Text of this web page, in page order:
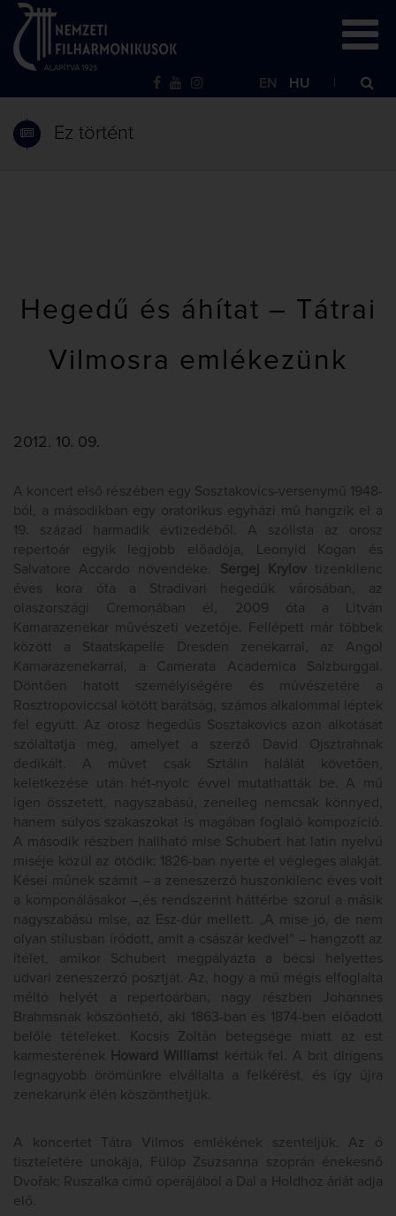
EN HU
Ez történt
Hegedű és áhítat – Tátrai
Vilmosra emlékezünk
2012. 10. 09.
A koncert első részében egy Sosztakovics-versenymű 1948-
ból, a másodikban egy oratorikus egyházi mű hangzik el a
19. század harmadik évtizedéből. A szólista az orosz
repertoár egyik legjobb előadója, Leonyid Kogan és
Salvatore Accardo növendéke. Sergej Krylovtizenkilenc
éves kora óta a Stradivari hegedűk városában, az
olaszországi Cremonában él, 2009 óta a Litván
Kamarazenekar művészeti vezetője. Fellépett már többek
között a Staatskapelle Dresden zenekarral, az Angol
Kamarazenekarral, a Camerata Academica Salzburggal.
Döntően hatott személyiségére és művészetére a
Rosztropoviccsal kötött barátság, számos alkalommal léptek
fel együtt. Az orosz hegedűs Sosztakovics azon alkotását
szólaltatja meg, amelyet a szerző David Ojsztrahnak
dedikált. A művet csak Sztálin halálát követően,
keletkezése után hét-nyolc évvel mutathatták be. A mű
igen összetett, nagyszabású, zeneileg nemcsak könnyed,
hanem súlyos szakaszokat is magában foglaló kompozíció.
A második részben hallható mise Schubert hat latin nyelvű
miséje közül az ötödik: 1826-ban nyerte el végleges alakját.
Kései műnek számít – a zeneszerző huszonkilenc éves volt
a komponálásakor –,és rendszerint háttérbe szorul a másik
nagyszabású mise, az Esz-dúr mellett. „A mise jó, de nem
olyan stílusban íródott, amit a császár kedvel” – hangzott az
ítélet, amikor Schubert megpályázta a bécsi helyettes
udvari zeneszerző posztját. Az, hogy a mű mégis elfoglalta
méltó helyét a repertoárban, nagy részben Johannes
Brahmsnak köszönhető, aki 1863-ban és 1874-ben előadott
belőle tételeket. Kocsis Zoltán betegsége miatt az est
karmesterének
Howard Williamst kértük fel. A brit dirigens
legnagyobb örömünkre elvállalta a felkérést, és így újra
zenekarunk élén köszönthetjük.
A koncertet Tátra Vilmos emlékének szenteljük. Az ő
tiszteletére unokája, Fülöp Zsuzsanna szoprán énekesnő
Dvořak: Ruszalka című operájából a Dal a Holdhoz áriát adja
elő.